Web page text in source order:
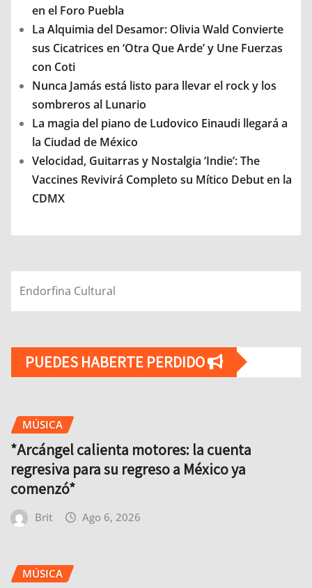
en el Foro Puebla
La Alquimia del Desamor: Olivia Wald Convierte
sus Cicatrices en ‘Otra Que Arde’ y Une Fuerzas
con Coti
Nunca Jamás está listo para llevar el rock y los
sombreros al Lunario
La magia del piano de Ludovico Einaudi llegará a
la Ciudad de México
Velocidad, Guitarras y Nostalgia ‘Indie’: The
Vaccines Revivirá Completo su Mítico Debut en la
CDMX
Endorfina Cultural
PUEDES HABERTE PERDIDO
MÚSICA
*Arcángel calienta motores: la cuenta
regresiva para su regreso a México ya
comenzó*
Brit Ago 6, 2026
MÚSICA